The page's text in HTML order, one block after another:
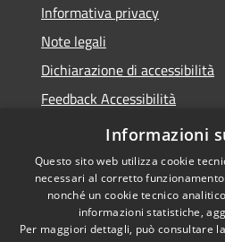
Informativa privacy
Note legali
Dichiarazione di accessibilità
Feedback Accessibilità
Fatturare al comune
Informazioni
Questo sito web utilizza cookie
necessari al corretto
nonché un cookie tecnico
informazioni statistiche,
Per maggiori dettagli, può consultare